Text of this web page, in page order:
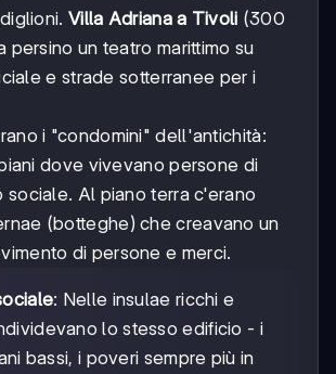
Villa Adriana a Tivoli (300
persino un teatro marittimo su
e strade sotterranee per i
i "condomini" dell'antichità:
dove vivevano persone di
sociale. Al piano terra c'erano
(botteghe) che creavano un
di persone e merci.
: Nelle insulae ricchi e
lo stesso edificio - i
bassi, i poveri sempre più in